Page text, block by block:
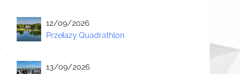
12/09/2026
Przełazy Quadrathlon
13/09/2026